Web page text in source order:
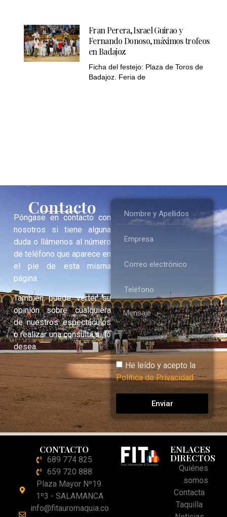
Fran Perera, Israel Guirao y
Fernando Donoso, máximos trofeos
en Badajoz
Ficha del festejo: Plaza de Toros de
Badajoz. Feria de
Contacto
Póngase en contacto con
nosotros si tiene alguna
duda o llámenos al número
de teléfono que aparece en
el pie de esta misma
página.
También puede verter su
opinión sobre cualquiera
de nuestros espectáculos
o realizar una consulta si lo
desea.
He leído y acepto la
Política de Privacidad
Enviar
CONTACTO
689 774 825
659 720 888
Plaza Mayor Nº19.
1º3 - SALAMANCA
info@fitauromaquia.co
ENLACES
DIRECTOS
Quiénes
somos
Contacta
Taquilla